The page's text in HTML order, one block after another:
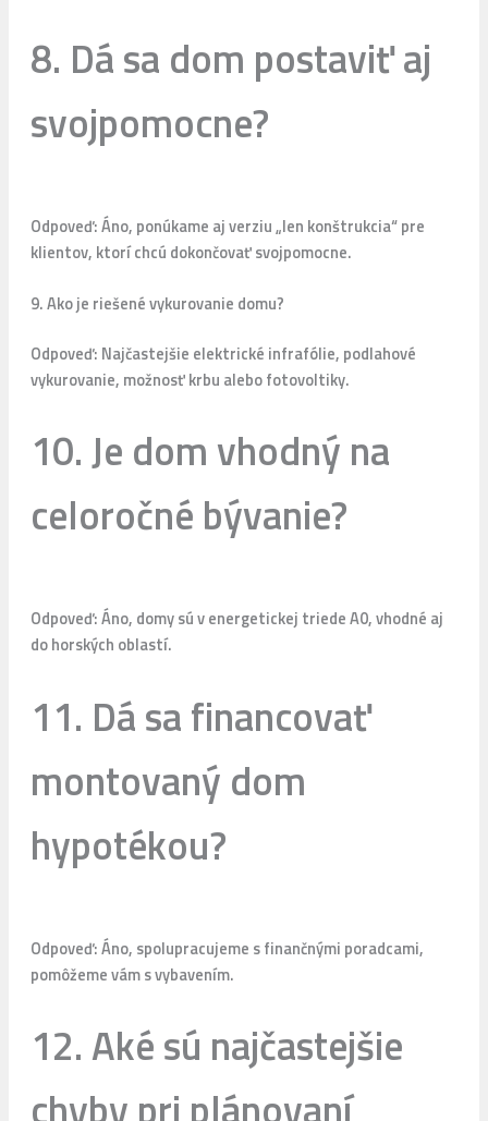
8. Dá sa dom postaviť aj
svojpomocne?
Odpoveď: Áno, ponúkame aj verziu „len konštrukcia“ pre
klientov, ktorí chcú dokončovať svojpomocne.
9. Ako je riešené vykurovanie domu?
Odpoveď: Najčastejšie elektrické infrafólie, podlahové
vykurovanie, možnosť krbu alebo fotovoltiky.
10. Je dom vhodný na
celoročné bývanie?
Odpoveď: Áno, domy sú v energetickej triede A0, vhodné aj
do horských oblastí.
11. Dá sa financovať
montovaný dom
hypotékou?
Odpoveď: Áno, spolupracujeme s finančnými poradcami,
pomôžeme vám s vybavením.
12. Aké sú najčastejšie